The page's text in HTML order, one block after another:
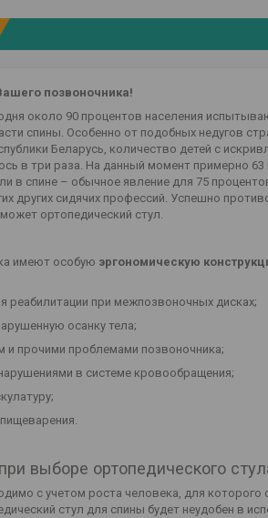
позвоночника!
около 90 процентов населения
спины. Особенно от подобных недугов
Беларусь, количество детей с
в три раза. На данный момент примерно
в спине – обычное явление для 75
других сидячих профессий. Успешно
ортопедический стул.
имеют особую эргономическую
реабилитации при межпозвоночных дисках;
осанку тела;
и прочими проблемами позвоночника;
в системе кровообращения;
выборе ортопедического
с учетом роста человека, для
стул для спины будет неудобен в